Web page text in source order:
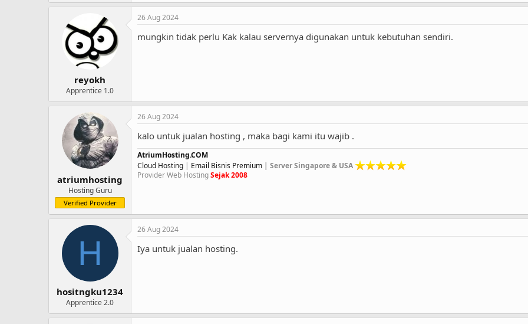
reyokh
Apprentice 1.0
26 Aug 2024
mungkin tidak perlu Kak kalau servernya digunakan untuk kebutuhan sendiri.
atriumhosting
Hosting Guru
Verified Provider
26 Aug 2024
kalo untuk jualan hosting , maka bagi kami itu wajib .
AtriumHosting.COM
Cloud Hosting | Email Bisnis Premium | Server Singapore & USA
Provider Web HostingSejak 2008
H
hositngku1234
Apprentice 2.0
26 Aug 2024
Iya untuk jualan hosting.